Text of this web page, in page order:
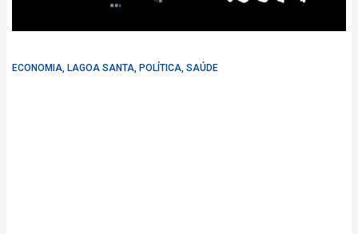
ECONOMIA, LAGOA SANTA, POLÍTICA, SAÚDE